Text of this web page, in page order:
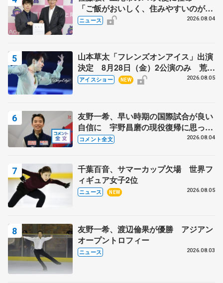
「ご飯がおいしく、住みやすいのが魅
力」
ニュース 2026.08.04
山本草太「フレンズオンアイス」出演
決定 8月28日（金）2公演のみ 荒川
静香さんプロデュース、20周年のアイ
アイスショー NEW 2026.08.05
友野一希、早い時期の国際試合が良い
自信に 宇野昌磨の現役復帰に思って
いること 【アジアンオープントロフ
コメント全文 2026.08.04
千葉百音、サマーカップ欠場 世界フ
ィギュア女子2位
ニュース NEW 2026.08.05
友野一希、渡辺倫果が優勝 アジアン
オープントロフィー
ニュース 2026.08.03